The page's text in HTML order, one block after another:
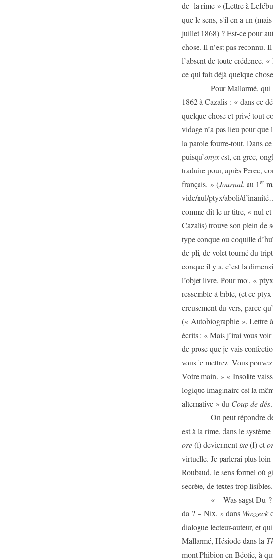
de la rime » (Lettre à
que le sens, s’il en a un
juillet 1868) ? Est-ce pour
chose. Il n’est pas reconnu.
l’absent de toute crédence.
ce qui fait déjà quelque
Pour Mallarmé, qui a
1862 à Cazalis : « dans ce
quelque chose et privé tout
vidage n’a pas lieu pour que
la parole fourre-tout. Dans
puisqu’onyxest, en grec,
traduire pour, après Perec,
français. » (Journal, au 1er
vide/nul/ptyx/aboli/
comme dit le ur-titre, « nul
Cazalis) trouve son plein de
type conque ou coquille
de pli, de volet tourné du
conque il y a, c’est la
l’objet livre. Pour moi, «
ressemble à bible, (et ce
creusement du vers, parce
(« Autobiographie », Lettre
écrits : « Mais j’irai vous
de prose que je vais
vous le mettrez. Vous
Votre main. » « Insolite
logique imaginaire est la
alternative » du Coup de dés
On peut répondre de
est à la rime, dans le
ore(f) deviennent ixe(f) etor
virtuelle. Je parlerai plus loin
Roubaud, le sens formel où
secrète, de textes trop lisibles.
« – Was sagst Du ? –
da ? – Nix. » dans Wozzeck
dialogue lecteur-auteur, et
Mallarmé, Hésiode dans la
mont Phibion en Béotie, à